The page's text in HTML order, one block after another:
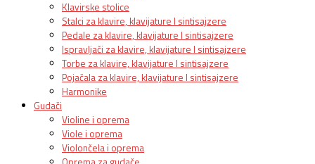
Klavirske stolice
Stalci za klavire, klavijature I sintisajzere
Pedale za klavire, klavijature I sintisajzere
Ispravljači za klavire, klavijature I sintisajzere
Torbe za klavire, klavijature I sintisajzere
Pojačala za klavire, klavijature I sintisajzere
Harmonike
Gudači
Violine i oprema
Viole i oprema
Violončela i oprema